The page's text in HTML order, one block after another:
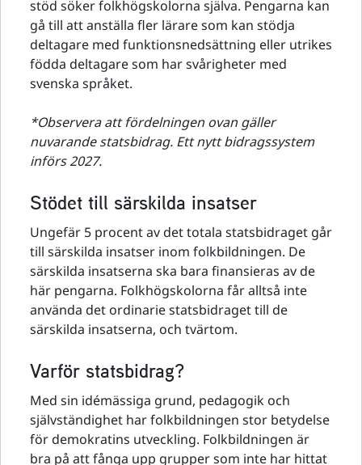
stöd söker folkhögskolorna själva. Pengarna kan
gå till att anställa fler lärare som kan stödja
deltagare med funktionsnedsättning eller utrikes
födda deltagare som har svårigheter med
svenska språket.
*Observera att fördelningen ovan gäller
nuvarande statsbidrag. Ett nytt bidragssystem
införs 2027.
Stödet till särskilda insatser
Ungefär 5 procent av det totala statsbidraget går
till särskilda insatser inom folkbildningen. De
särskilda insatserna ska bara finansieras av de
här pengarna. Folkhögskolorna får alltså inte
använda det ordinarie statsbidraget till de
särskilda insatserna, och tvärtom.
Varför statsbidrag?
Med sin idémässiga grund, pedagogik och
självständighet har folkbildningen stor betydelse
för demokratins utveckling. Folkbildningen är
bra på att fånga upp grupper som inte har hittat